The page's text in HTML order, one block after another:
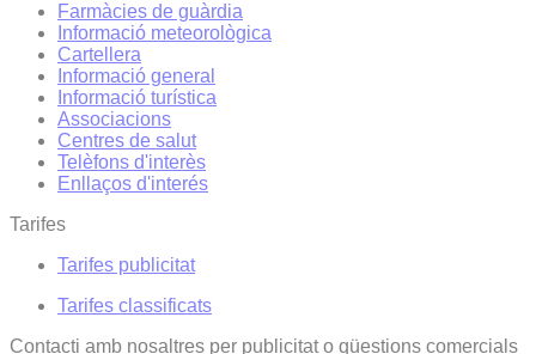
Farmàcies de guàrdia
Informació meteorològica
Cartellera
Informació general
Informació turística
Associacions
Centres de salut
Telèfons d'interès
Enllaços d'interés
Tarifes
Tarifes publicitat
Tarifes classificats
Contacti amb nosaltres per publicitat o qüestions comercials